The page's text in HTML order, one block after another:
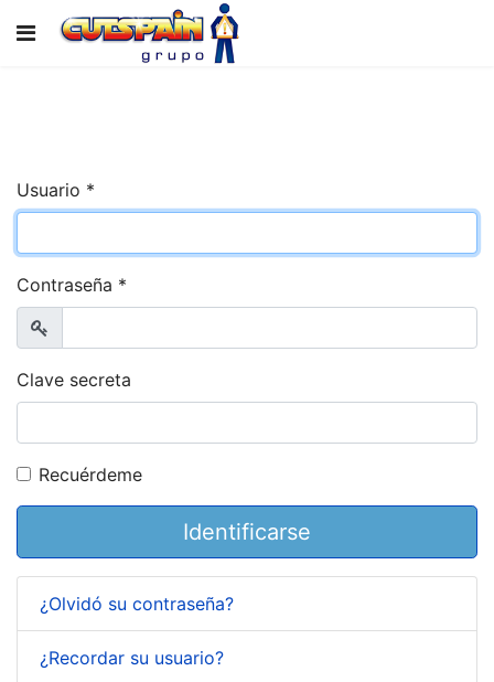
Usuario *
Contraseña *
Mostrar
Clave secreta
Recuérdeme
Identificarse
¿Olvidó su contraseña?
¿Recordar su usuario?